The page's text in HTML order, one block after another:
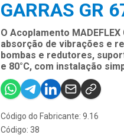
GARRAS GR
O Acoplamento
absorção de vibrações e
bombas e redutores,
e 80°C, com instalação
Código do Fabricante: 9.16
Código: 38